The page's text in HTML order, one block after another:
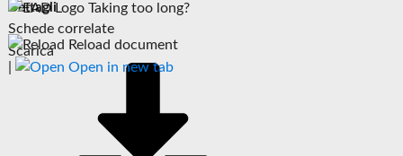
Taking too long?
Reload document
Open in new tab
Dettagli
Schede correlate
Scarica